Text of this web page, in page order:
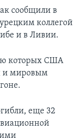
сообщили в
коллегой
и в Ливии.
которых США
и мировым
еще 32